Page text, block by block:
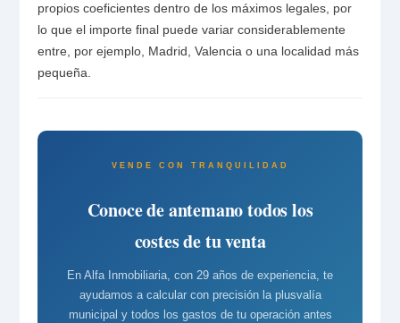
propios coeficientes dentro de los máximos legales, por
lo que el importe final puede variar considerablemente
entre, por ejemplo, Madrid, Valencia o una localidad más
pequeña.
VENDE CON TRANQUILIDAD
Conoce de antemano todos los
costes de tu venta
En Alfa Inmobiliaria, con 29 años de experiencia, te
ayudamos a calcular con precisión la plusvalía
municipal y todos los gastos de tu operación antes